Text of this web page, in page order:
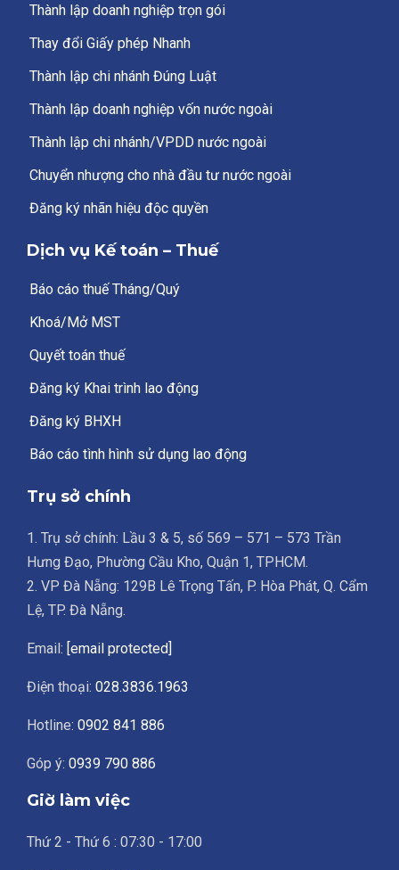
Thành lập doanh nghiệp trọn gói
Thay đổi Giấy phép Nhanh
Thành lập chi nhánh Đúng Luật
Thành lập doanh nghiệp vốn nước ngoài
Thành lập chi nhánh/VPDD nước ngoài
Chuyển nhượng cho nhà đầu tư nước ngoài
Đăng ký nhãn hiệu độc quyền
Dịch vụ Kế toán – Thuế
Báo cáo thuế Tháng/Quý
Khoá/Mở MST
Quyết toán thuế
Đăng ký Khai trình lao động
Đăng ký BHXH
Báo cáo tình hình sử dụng lao động
Trụ sở chính
1. Trụ sở chính: Lầu 3 & 5, số 569 – 571 – 573 Trần
Hưng Đạo, Phường Cầu Kho, Quận 1, TPHCM.
2. VP Đà Nẵng: 129B Lê Trọng Tấn, P. Hòa Phát, Q. Cẩm
Lệ, TP. Đà Nẵng.
Email: [email protected]
Điện thoại: 028.3836.1963
Hotline: 0902 841 886
Góp ý: 0939 790 886
Giờ làm việc
Thứ 2 - Thứ 6 : 07:30 - 17:00